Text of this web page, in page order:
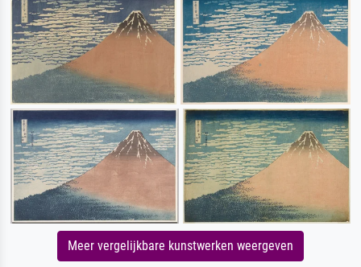
Meer vergelijkbare kunstwerken weergeven